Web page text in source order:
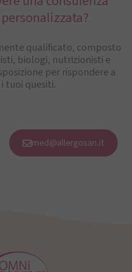
qualificato, composto
biologi, nutrizionisti e
per rispondere a
tuoi quesiti.
med@allergosan.it